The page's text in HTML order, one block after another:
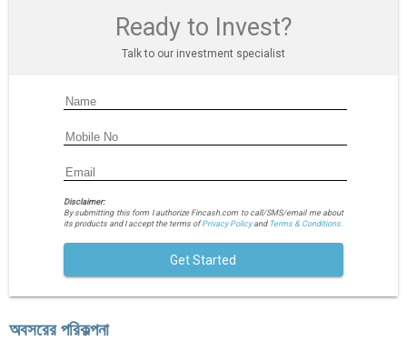
Ready to Invest?
Talk to our investment specialist
Disclaimer:
By submitting this form I authorize Fincash.com to call/SMS/email me about
its products and I accept the terms ofPrivacy Policyand Terms & Conditions.
Get Started
অবসরের পরিকল্পনা